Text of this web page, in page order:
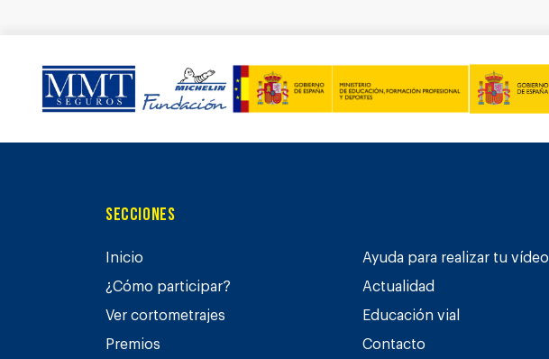
Secciones
Inicio
¿Cómo participar?
Ver cortometrajes
Premios
Ayuda para realizar tu vídeo
Actualidad
Educación vial
Contacto